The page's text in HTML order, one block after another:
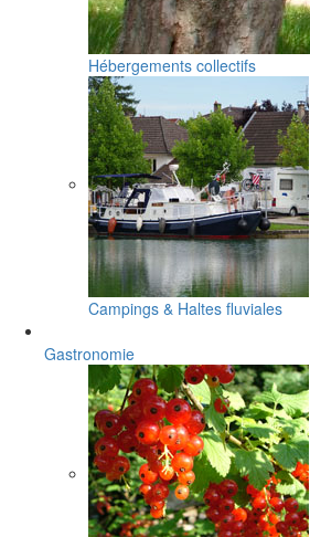
Hébergements collectifs
Campings & Haltes fluviales
Gastronomie